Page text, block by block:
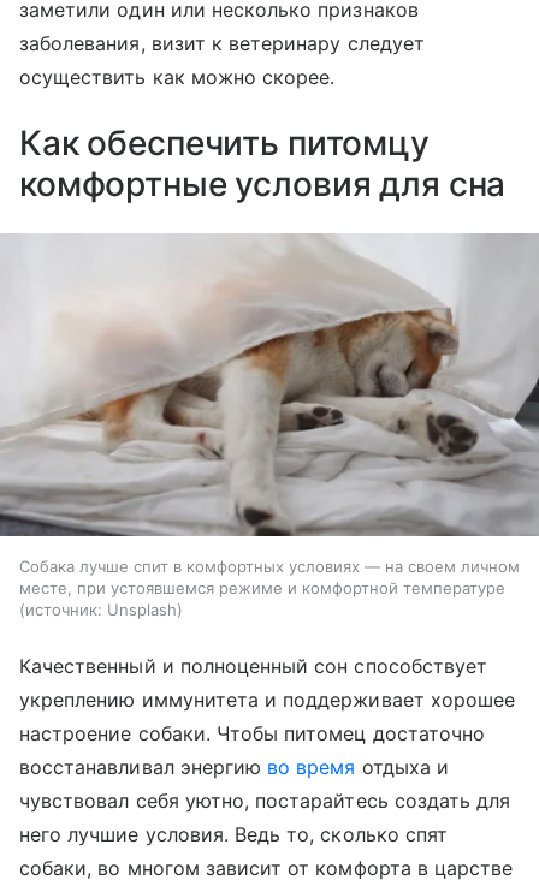
заметили один или несколько признаков
заболевания, визит к ветеринару следует
осуществить как можно скорее.
Как обеспечить питомцу
комфортные условия для сна
Собака лучше спит в комфортных условиях — на своем личном
месте, при устоявшемся режиме и комфортной температуре
источник: Unsplash
Качественный и полноценный сон способствует
укреплению иммунитета и поддерживает хорошее
настроение собаки. Чтобы питомец достаточно
восстанавливал энергию во время отдыха и
чувствовал себя уютно, постарайтесь создать для
него лучшие условия. Ведь то, сколько спят
собаки, во многом зависит от комфорта в царстве